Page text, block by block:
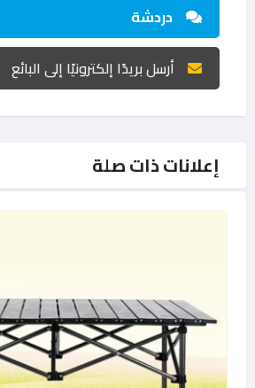
دردشة
أرسل بريدًا إلكترونيًا إلى البائع
إعلانات ذات صلة